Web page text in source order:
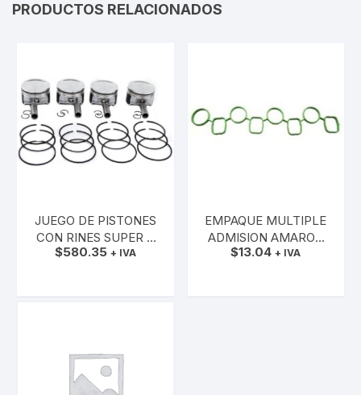
PRODUCTOS RELACIONADOS
JUEGO DE PISTONES
CON RINES SUPER B
1.8 AWT AUDI A4 1.8
$580.35 + IVA
EMPAQUE MULTIPLE
ADMISION AMAROK
GASOLINA CFPA
$13.04 + IVA